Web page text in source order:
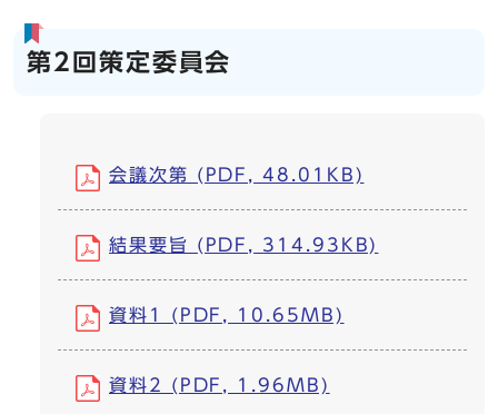
第2回策定委員会
会議次第 (PDF, 48.01KB)
結果要旨 (PDF, 314.93KB)
資料1 (PDF, 10.65MB)
資料2 (PDF, 1.96MB)